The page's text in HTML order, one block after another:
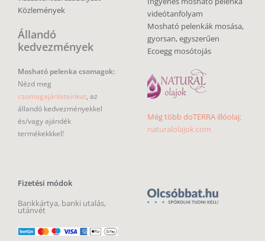
Közlemények
Állandó
kedvezmények
Mosható pelenka csomagok:
Nézd meg
csomagajánlatainkat, az
állandó kedvezményekkel
és/vagy ajándék
termékekkkel!
Fizetési módok
Bankkártya, banki utalás,
utánvét
videótanfolyam
Mosható pelenkák mosása,
gyorsan, egyszerűen
Ecoegg mosótojás
Még több doTERRA illóolaj:
naturalolajok.com